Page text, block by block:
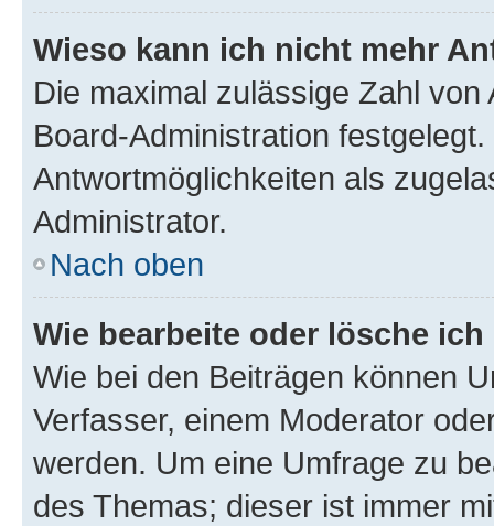
Wieso kann ich nicht mehr
Die maximal zulässige Zahl
Board-Administration
Antwortmöglichkeiten als
Administrator.
Nach oben
Wie bearbeite oder lösche
Wie bei den Beiträgen können
Verfasser, einem Moderator
werden. Um eine Umfrage zu
des Themas; dieser ist immer